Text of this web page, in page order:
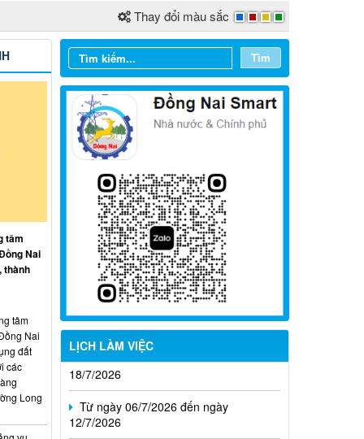
Thay đổi màu sắc
Tìm
LỊCH LÀM VIỆC
Từ ngày 03/8/2026 đến ngày
09/8/2026
Từ ngày 27/7/2026 đến ngày
02/8/2026
Từ ngày 20/7/2026 đến ngày
26/7/2026
Từ ngày 13/7/2026 đến ngày
18/7/2026
12/7/2026
tâm
Nai
thành
tâm
Nai
đất
các
Long